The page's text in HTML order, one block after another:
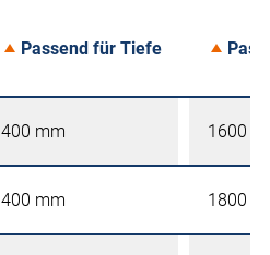
Passend für Tiefe
400 mm 1600
400 mm 1800